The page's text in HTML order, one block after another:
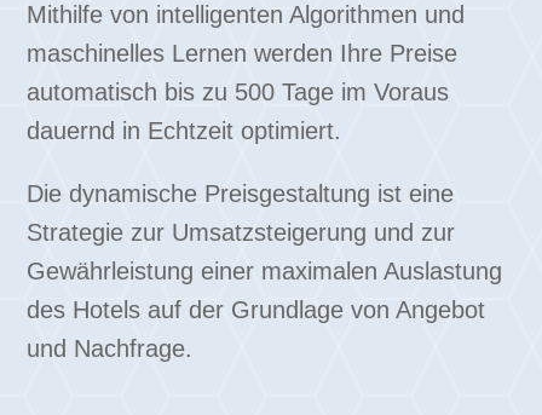
Mithilfe von intelligenten Algorithmen und
maschinelles Lernen werden Ihre Preise
automatisch bis zu 500 Tage im Voraus
dauernd in Echtzeit optimiert.
Die dynamische Preisgestaltung ist eine
Strategie zur Umsatzsteigerung und zur
Gewährleistung einer maximalen Auslastung
des Hotels auf der Grundlage von Angebot
und Nachfrage.